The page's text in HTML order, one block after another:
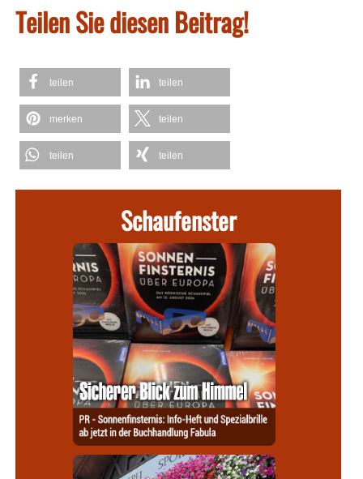
Teilen Sie diesen Beitrag!
teilen teilen
merken teilen
teilen teilen
Schaufenster